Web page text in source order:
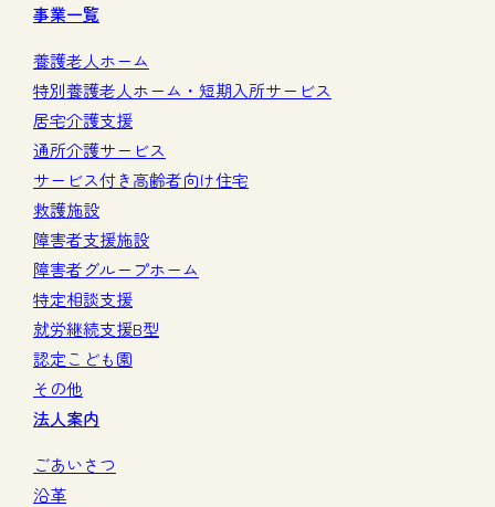
事業一覧
養護老人ホーム
特別養護老人ホーム・短期入所サービス
居宅介護支援
通所介護サービス
サービス付き高齢者向け住宅
救護施設
障害者支援施設
障害者グループホーム
特定相談支援
就労継続支援B型
認定こども園
その他
法人案内
ごあいさつ
沿革